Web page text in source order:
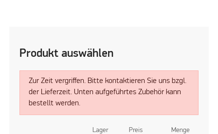
Produkt auswählen
Zur Zeit vergriffen. Bitte kontaktieren Sie uns bzgl.
der Lieferzeit. Unten aufgeführtes Zubehör kann
bestellt werden.
Lager Preis Menge